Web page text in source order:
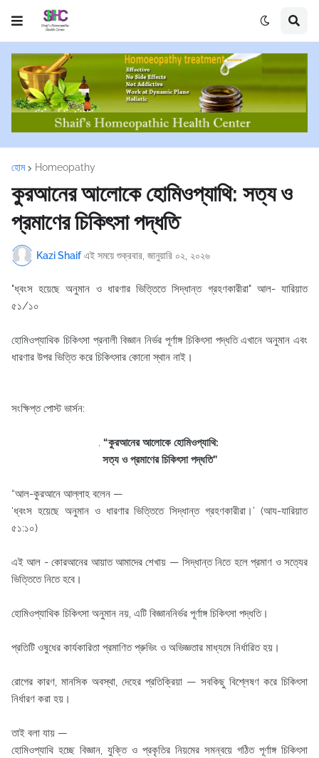
হোম Homeopathy
কুরআনের আলোকে হোমিওপ্যাথি: সত্য ও
প্রমাণের চিকিৎসা পদ্ধতি
Kazi Shaif এই সময়ে শুক্রবার, জানুয়ারি ০২, ২০২৬
"ধ্বংস হয়েছে অনুমান ও ধারণার ভিত্তিতে সিদ্ধান্ত গ্রহণকারীরা" আল- যারিয়াত
৫১/১০
হোমিওপ্যাথিক চিকিৎসা প্রনালী বিজ্ঞান নির্ভর পূর্ণাঙ্গ চিকিৎসা পদ্ধতি এখানে অনুমান এবং
ধারণার উপর ভিত্তি করে চিকিৎসার কোনো স্থান নাই।
সংক্ষিপ্ত পোস্ট ভার্সন:
. “কুরআনের আলোকে হোমিওপ্যাথি:
সত্য ও প্রমাণের চিকিৎসা পদ্ধতি”
“আল-কুরআনে আল্লাহ বলেন —
‘ধ্বংস হয়েছে অনুমান ও ধারণার ভিত্তিতে সিদ্ধান্ত গ্রহণকারীরা।’ (আয-যারিয়াত
৫১:১০)
এই আল - কোরআনের আয়াত আমাদের শেখায় — সিদ্ধান্ত নিতে হলে প্রমাণ ও সত্যের
ভিত্তিতে নিতে হবে।
হোমিওপ্যাথিক চিকিৎসা অনুমান নয়, এটি বিজ্ঞাননির্ভর পূর্ণাঙ্গ চিকিৎসা পদ্ধতি।
প্রতিটি ওষুধের কার্যকারিতা প্রমাণিত প্রুভিং ও অভিজ্ঞতার মাধ্যমে নির্ধারিত হয়।
রোগের কারণ, মানসিক অবস্থা, দেহের প্রতিক্রিয়া — সবকিছু বিশ্লেষণ করে চিকিৎসা
নির্ধারণ করা হয়।
তাই বলা যায় —
হোমিওপ্যাথি হচ্ছে বিজ্ঞান, যুক্তি ও প্রকৃতির নিয়মের সমন্বয়ে গঠিত পূর্ণাঙ্গ চিকিৎসা